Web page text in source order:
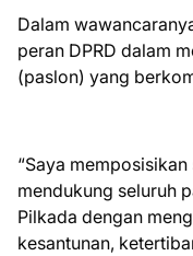
Dalam
peran DPRD dalam
(paslon) yang
“Saya
mendukung seluruh
Pilkada dengan
kesantunan,